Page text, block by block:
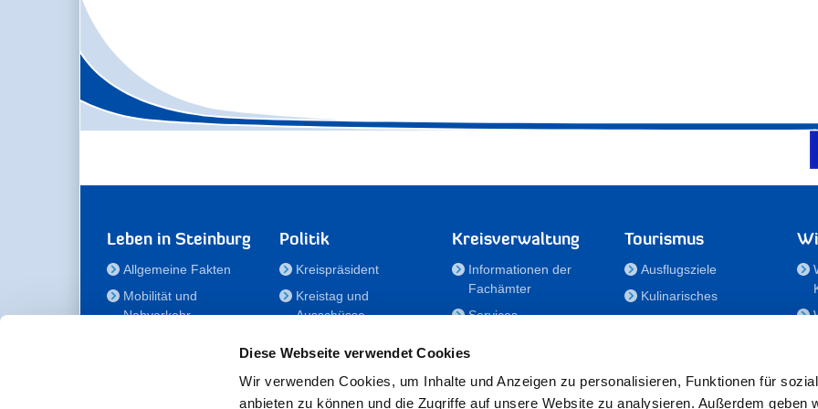
Diese Webseite verwendet Cookies
Wir verwenden Cookies, um Inhalte und Anzeigen zu personalisieren, Funktionen für
anbieten zu können und die Zugriffe auf unsere Website zu analysieren. Außerdem geben
Leben in Steinburg
Allgemeine Fakten
Mobilität und
Nahverkehr
Politik
Kreispräsident
Kreistag und
Ausschüsse
für Menschen mit
Behinderung
Der
Kreisverwaltung
Informationen der
Fachämter
Services
Nachwuchskräfte
Notdienste
Tourismus
Ausflugsziele
Kulinarisches
Veranstaltungen